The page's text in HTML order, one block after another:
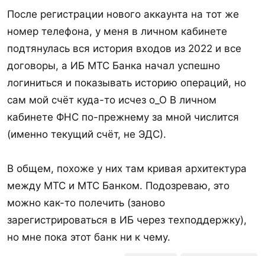
После регистрации нового аккаунта на тот же
номер телефона, у меня в личном кабинете
подтянулась вся история входов из 2022 и все
договоры, а ИБ МТС Банка начал успешно
логиниться и показывать историю операций, но
сам мой счёт куда-то исчез о_О В личном
кабинете ФНС по-прежнему за мной числится
(именно текущий счёт, не ЭДС).
В общем, похоже у них там кривая архитектура
между МТС и МТС Банком. Подозреваю, это
можно как-то полечить (заново
зарегистрироваться в ИБ через техподдержку),
но мне пока этот банк ни к чему.